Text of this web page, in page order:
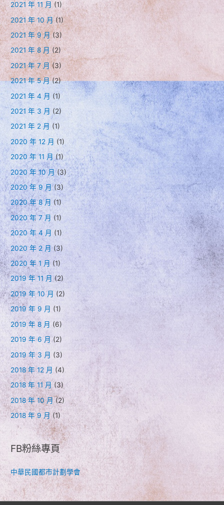
2021 年 11 月(1)
2021 年 10 月(1)
2021 年 9 月(3)
2021 年 8 月(2)
2021 年 7 月(3)
2021 年 5 月(2)
2021 年 4 月 (1)
2021 年 3 月 (2)
2021 年 2 月 (1)
2020 年 12 月 (1)
2020 年 11 月 (1)
2020 年 10 月(3)
2020 年 9 月(3)
2020 年 8 月 (1)
2020 年 7 月 (1)
2020 年 4 月 (1)
2020 年 2 月(3)
2020 年 1 月(1)
2019 年 11 月 (2)
2019 年 10 月 (2)
2019 年 9 月 (1)
2019 年 8 月 (6)
2019 年 6 月(2)
2019 年 3 月 (3)
2018 年 12 月 (4)
2018 年 11 月(3)
2018 年 10 月(2)
2018 年 9 月(1)
FB粉絲專頁
中華民國都市計劃學會